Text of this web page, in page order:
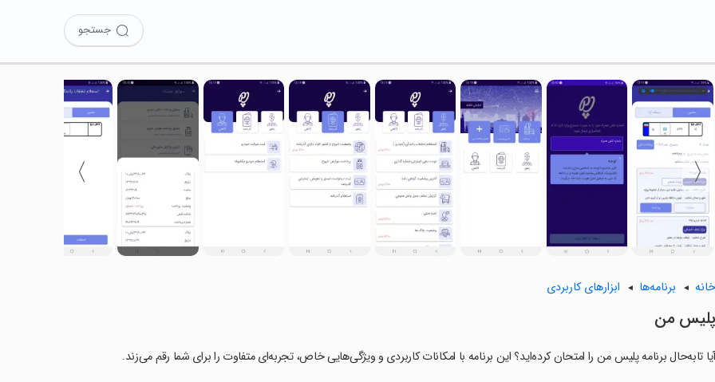
جستجو
〈
〉
خانه برنامه‌ها ابزارهای کاربردی
پلیس من
آیا تابه‌حال برنامه پلیس من را امتحان کرده‌اید؟ این برنامه با امکانات کاربردی و ویژگی‌هایی خاص، تجربه‌ای متفاوت را برای شما رقم می‌زند.